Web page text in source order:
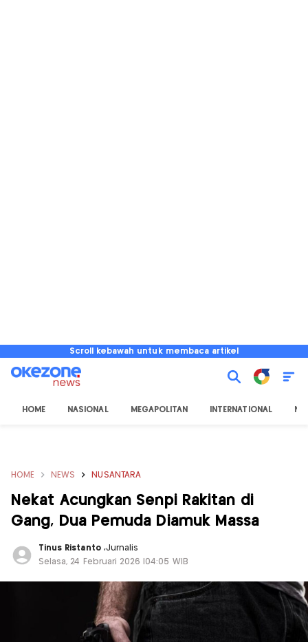
Scroll kebawah untuk membaca artikel
HOME NASIONAL MEGAPOLITAN INTERNATIONAL
HOME NEWS NUSANTARA
Nekat Acungkan Senpi Rakitan di
Gang, Dua Pemuda Diamuk Massa
Tinus Ristanto ,Jurnalis
Selasa, 24 Februari 2026 |04:05 WIB